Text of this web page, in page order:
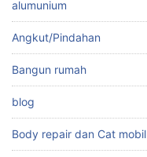
alumunium
Angkut/Pindahan
Bangun rumah
blog
Body repair dan Cat mobil